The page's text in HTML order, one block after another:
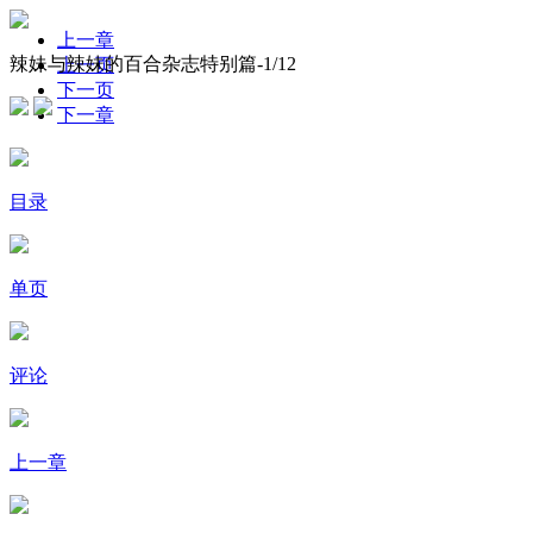
辣妹与辣妹的百合杂志特别篇-1/12
上一章
上一页
下一页
下一章
目录
单页
评论
上一章